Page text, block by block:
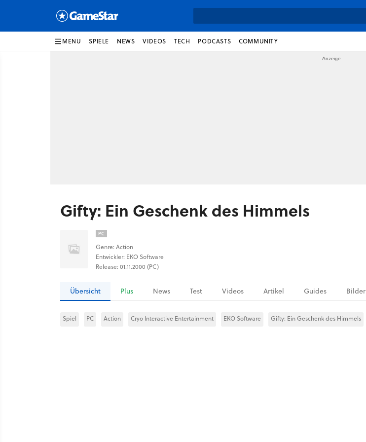
MENU SPIELE NEWS VIDEOS TECH PODCASTS COMMUNITY
Gifty: Ein Geschenk des Himmels
PC
Genre: Action
Entwickler: EKO Software
Release: 01.11.2000 (PC)
Übersicht Plus News Test Videos Artikel Guides Bilder
Spiel PC Action Cryo Interactive Entertainment EKO Software Gifty: Ein Geschenk des Himmels